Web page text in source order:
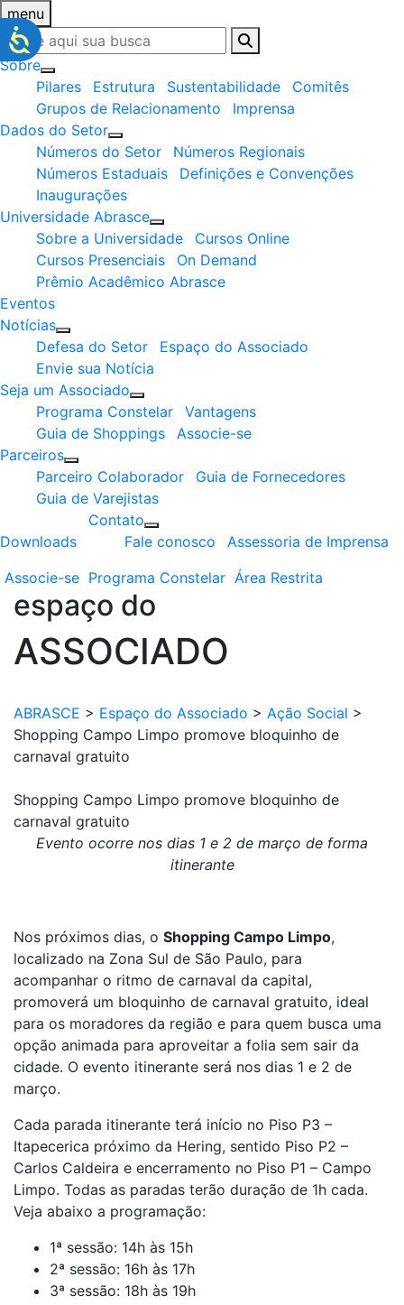
menu
Sobre
Pilares
Estrutura Sustentabilidade
Comitês
Grupos de Relacionamento
Imprensa
Dados do Setor
Números do Setor
Números Regionais
Números Estaduais
Definições e Convenções
Inaugurações
Universidade Abrasce
Sobre a Universidade
Cursos Online
Cursos Presenciais
On Demand
Prêmio Acadêmico Abrasce
Eventos
Notícias
Defesa do Setor
Espaço do Associado
Envie sua Notícia
Seja um Associado
Programa Constelar
Vantagens
Guia de Shoppings
Associe-se
Parceiros
Parceiro Colaborador
Guia de Fornecedores
Guia de Varejistas
Downloads
Contato
Fale conosco
Assessoria de Imprensa
Associe-se Programa Constelar Área Restrita
espaço do
ASSOCIADO
ABRASCE > Espaço do Associado > Ação Social >
Shopping Campo Limpo promove bloquinho de
carnaval gratuito
Shopping Campo Limpo promove bloquinho de
carnaval gratuito
Evento ocorre nos dias 1 e 2 de março de forma
itinerante
Nos próximos dias, o Shopping Campo Limpo,
localizado na Zona Sul de São Paulo, para
acompanhar o ritmo de carnaval da capital,
promoverá um bloquinho de carnaval gratuito, ideal
para os moradores da região e para quem busca uma
opção animada para aproveitar a folia sem sair da
cidade. O evento itinerante será nos dias 1 e 2 de
março.
Cada parada itinerante terá início no Piso P3 –
Itapecerica próximo da Hering, sentido Piso P2 –
Carlos Caldeira e encerramento no Piso P1 – Campo
Limpo. Todas as paradas terão duração de 1h cada.
Veja abaixo a programação:
1ª sessão: 14h às 15h
2ª sessão: 16h às 17h
3ª sessão: 18h às 19h